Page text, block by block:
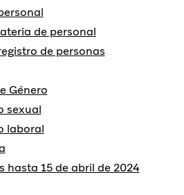
de personal
de personas
Género
sexual
laboral
hasta 15 de abril de 2024